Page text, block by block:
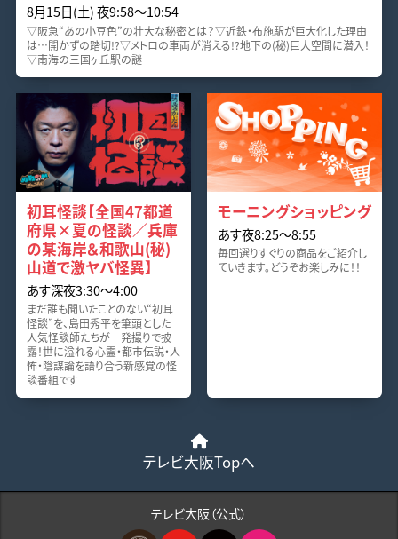
8月15日(土) 夜9:58〜10:54
▽阪急“あの小豆色”の壮大な秘密とは？▽近鉄・布施駅が巨大化した理由
は…開かずの踏切!?▽メトロの車両が消える!?地下の(秘)巨大空間に潜入！
▽南海の三国ヶ丘駅の謎
初耳怪談【全国47都道
府県×夏の怪談／兵庫
の某海岸＆和歌山(秘)
山道で激ヤバ怪異】
あす深夜3:30〜4:00
まだ誰も聞いたことのない“初耳
怪談”を、島田秀平を筆頭とした
人気怪談師たちが一発撮りで披
露！世に溢れる心霊・都市伝説・人
怖・陰謀論を語り合う新感覚の怪
談番組です
モーニングショッピング
あす夜8:25〜8:55
毎回選りすぐりの商品をご紹介し
ていきます。どうぞお楽しみに！！
テレビ大阪Topへ
テレビ大阪（公式）